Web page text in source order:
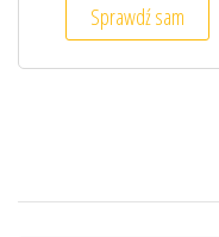
Sprawdź sam